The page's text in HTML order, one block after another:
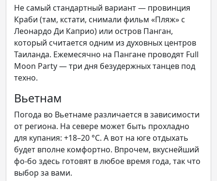
Не самый стандартный вариант — провинция
Краби (там, кстати, снимали фильм «Пляж» с
Леонардо Ди Каприо) или остров Панган,
который считается одним из духовных центров
Таиланда. Ежемесячно на Пангане проводят Full
Moon Party — три дня безудержных танцев под
техно.
Вьетнам
Погода во Вьетнаме различается в зависимости
от региона. На севере может быть прохладно
для купания: +18–20 °С. А вот на юге отдыхать
будет вполне комфортно. Впрочем, вкуснейший
фо-бо здесь готовят в любое время года, так что
выбор за вами.